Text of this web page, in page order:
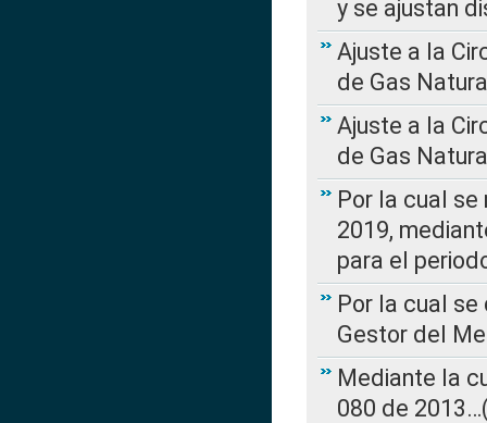
y se ajustan
Ajuste a la
de Gas
Ajuste a la
de Gas
Por la cual se
2019,
para el
Por la cual
Gestor del
Mediante la
080 de